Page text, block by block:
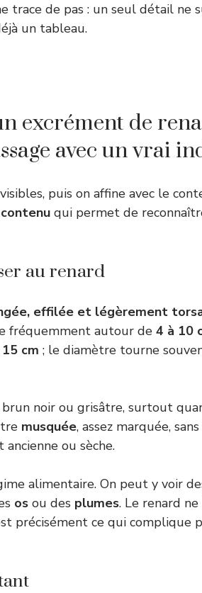
trace de pas : un seul détail ne
un tableau.
excrément de
avec un vrai
puis on affine avec le
qui permet de
au renard
effilée et légèrement
fréquemment autour de 4 à 10
15 cm ; le diamètre tourne
brun noir ou grisâtre, surtout
musquée, assez marquée,
ou sèche.
alimentaire. On peut y voir
os ou des plumes. Le renard
précisément ce qui complique